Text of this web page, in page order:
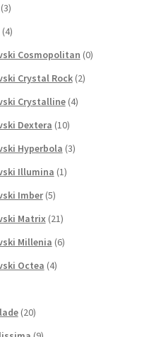
(3)
(4)
Cosmopolitan (0)
Crystal Rock (2)
Crystalline (4)
Dextera (10)
Hyperbola (3)
Illumina (1)
Imber (5)
Matrix (21)
Millenia (6)
Octea (4)
(20)